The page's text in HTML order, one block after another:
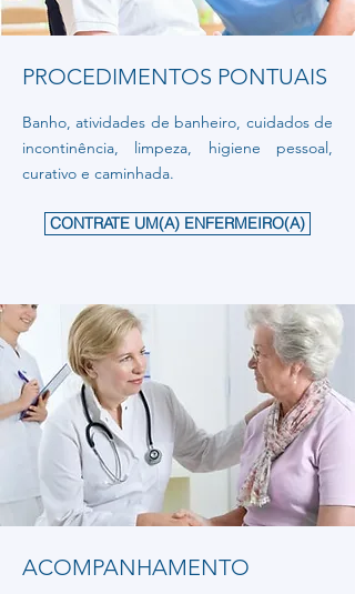
PROCEDIMENTOS PONTUAIS
Banho, atividades de banheiro, cuidados de
incontinência, limpeza, higiene pessoal,
curativo e caminhada.
CONTRATE UM(A) ENFERMEIRO(A)
ACOMPANHAMENTO